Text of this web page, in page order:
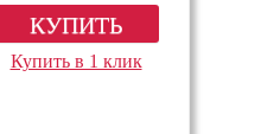
Купить в 1 клик